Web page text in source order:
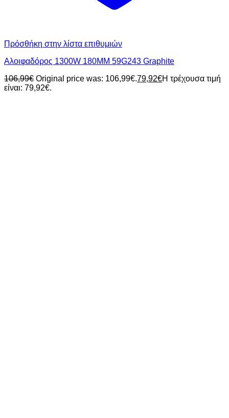
Πρόσθήκη στην λίστα επιθυμιών
Αλοιφαδόρος 1300W 180MM 59G243 Graphite
106,99€ Original price was: 106,99€.79,92€Η τρέχουσα τιμή
είναι: 79,92€.